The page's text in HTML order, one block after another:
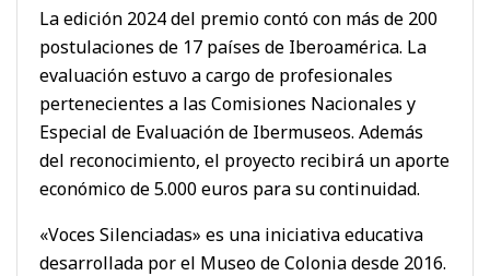
La edición 2024 del premio contó con más de 200
postulaciones de 17 países de Iberoamérica. La
evaluación estuvo a cargo de profesionales
pertenecientes a las Comisiones Nacionales y
Especial de Evaluación de Ibermuseos. Además
del reconocimiento, el proyecto recibirá un aporte
económico de 5.000 euros para su continuidad.
«Voces Silenciadas» es una iniciativa educativa
desarrollada por el Museo de Colonia desde 2016.